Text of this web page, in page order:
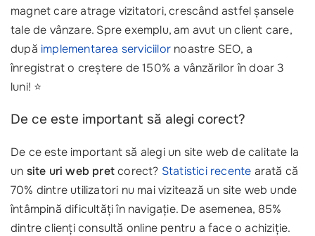
magnet care atrage vizitatori, crescând astfel șansele
tale de vânzare. Spre exemplu, am avut un client care,
după implementarea serviciilor noastre SEO, a
înregistrat o creștere de 150% a vânzărilor în doar 3
luni! ⭐
De ce este important să alegi corect?
De ce este important să alegi un site web de calitate la
un site uri web pretcorect? Statistici recente arată că
70% dintre utilizatori nu mai vizitează un site web unde
întâmpină dificultăți în navigație. De asemenea, 85%
dintre clienți consultă online pentru a face o achiziție.